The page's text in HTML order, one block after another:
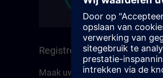
Registreer en log in
Maak uw persoonlijke